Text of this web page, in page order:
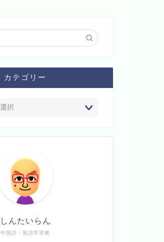
カテゴリー
中国語・英語学習者
しんたいらん